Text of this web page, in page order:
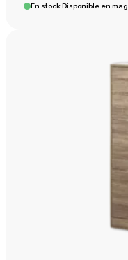
En stockDisponible en